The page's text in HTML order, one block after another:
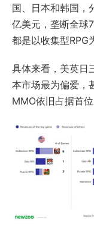
国、日本和韩国
亿美元，垄断全球
都是以收集型RPG
具体来看，美英日
本市场最为偏爱，
MMO依旧占据首